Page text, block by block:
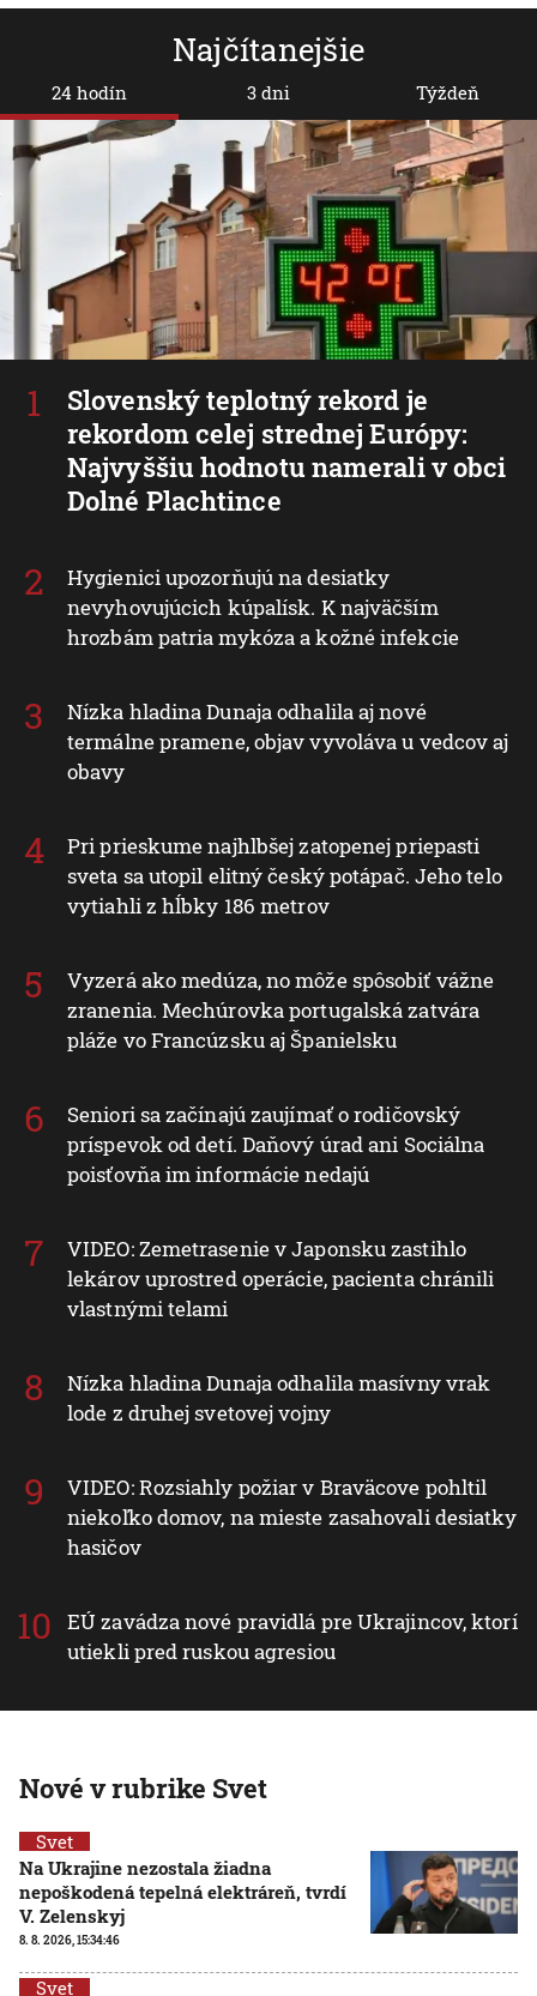
Najčítanejšie
24 hodín
Slovenský teplotný rekord je
rekordom celej strednej Európy:
Najvyššiu hodnotu namerali v obci
Dolné Plachtince
Hygienici upozorňujú na desiatky
nevyhovujúcich kúpalísk. K najväčším
hrozbám patria mykóza a kožné infekcie
Nízka hladina Dunaja odhalila aj nové
termálne pramene, objav vyvoláva u vedcov aj
obavy
Pri prieskume najhlbšej zatopenej priepasti
sveta sa utopil elitný český potápač. Jeho telo
vytiahli z hĺbky 186 metrov
Vyzerá ako medúza, no môže spôsobiť vážne
zranenia. Mechúrovka portugalská zatvára
pláže vo Francúzsku aj Španielsku
Seniori sa začínajú zaujímať o rodičovský
príspevok od detí. Daňový úrad ani Sociálna
poisťovňa im informácie nedajú
VIDEO: Zemetrasenie v Japonsku zastihlo
lekárov uprostred operácie, pacienta chránili
vlastnými telami
Nízka hladina Dunaja odhalila masívny vrak
lode z druhej svetovej vojny
VIDEO: Rozsiahly požiar v Braväcove pohltil
niekoľko domov, na mieste zasahovali desiatky
hasičov
EÚ zavádza nové pravidlá pre Ukrajincov, ktorí
utiekli pred ruskou agresiou
3 dni Týždeň
Nové v rubrike Svet
Svet
Na Ukrajine nezostala žiadna
nepoškodená tepelná elektráreň, tvrdí
V. Zelenskyj
8. 8. 2026, 15:34:46
Svet